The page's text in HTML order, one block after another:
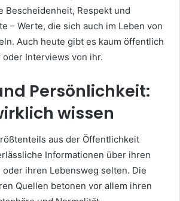
Bescheidenheit, Respekt und
– Werte, die sich auch im Leben von
Auch heute gibt es kaum öffentlich
Interviews von ihr.
Persönlichkeit:
wissen
aus der Öffentlichkeit
Informationen über ihren
oder ihren Lebensweg selten. Die
Quellen betonen vor allem ihren